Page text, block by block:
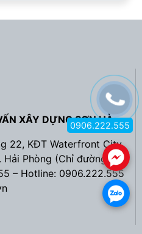
XÂY DỰNG SƠN HÀ
22, KĐT Waterfront City,
Hải Phòng (Chỉ đường )
– Hotline: 0906.222.555
.
.
0906.222.555